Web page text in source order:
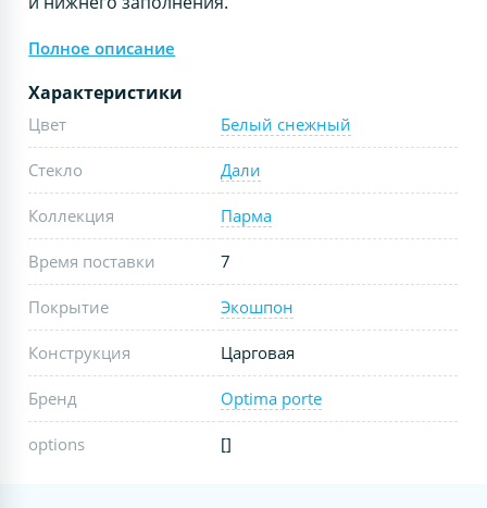
Полное описание
Характеристики
Цвет Белый снежный
Стекло Дали
Коллекция Парма
Время поставки 7
Покрытие Экошпон
Конструкция Царговая
Бренд Optima porte
options []